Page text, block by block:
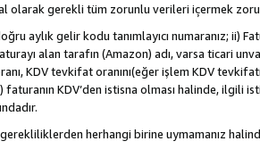
olarak gerekli tüm zorunlu verileri içermek
aylık gelir kodu tanımlayıcı numaranız; ii)
alan tarafın (Amazon) adı, varsa ticari
KDV tevkifat oranını(eğer işlem KDV
KDV’den istisna olması halinde,
herhangi birine uymamanız